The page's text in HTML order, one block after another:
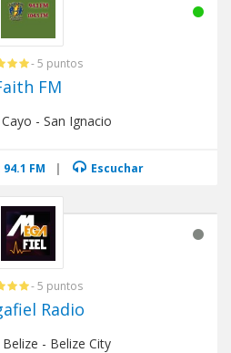
- 5 puntos
FM
- San Ignacio
FM | Escuchar
- 5 puntos
Radio
- Belize City